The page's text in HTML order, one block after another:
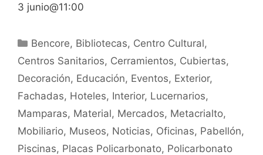
3 junio@11:00
Bencore, Bibliotecas, Centro Cultural,
Centros Sanitarios, Cerramientos, Cubiertas,
Decoración, Educación, Eventos, Exterior,
Fachadas, Hoteles, Interior, Lucernarios,
Mamparas, Material, Mercados, Metacrialto,
Mobiliario, Museos, Noticias, Oficinas, Pabellón,
Piscinas, Placas Policarbonato, Policarbonato